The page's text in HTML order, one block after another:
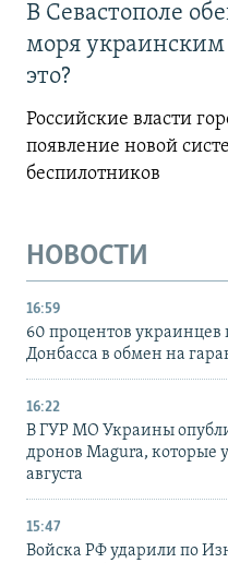
В Севастополе
моря
это?
Российские власти
появление новой
беспилотников
НОВОСТИ
16:59
60 процентов украинцев
Донбасса в обмен на
16:22
В ГУР МО Украины
дронов Magura, которые
августа
15:47
Войска РФ ударили по